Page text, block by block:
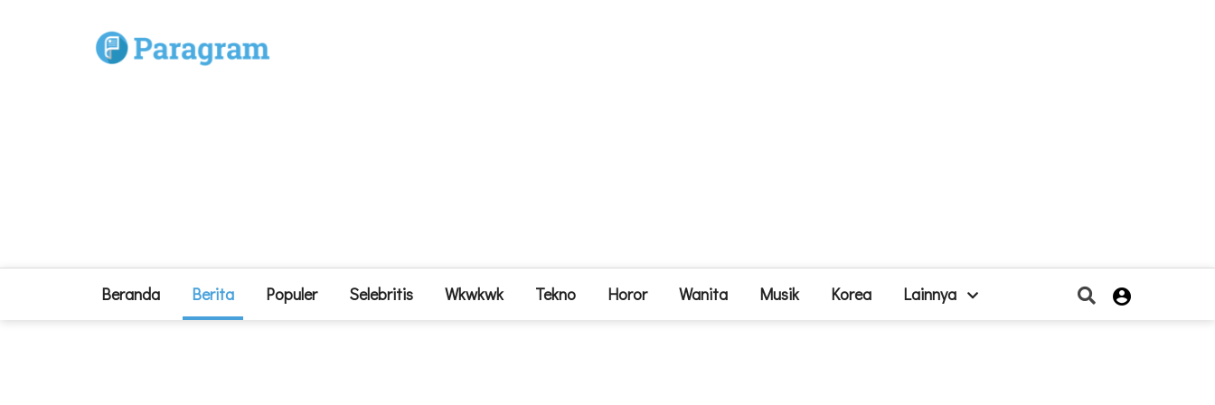
Beranda Berita Populer Selebritis Wkwkwk Tekno Horor Wanita Musik Korea Lainnya 